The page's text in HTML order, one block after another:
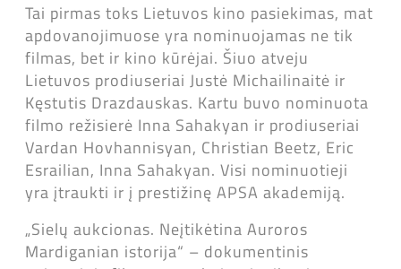
Tai pirmas toks Lietuvos kino pasiekimas, mat
apdovanojimuose yra nominuojamas ne tik
filmas, bet ir kino kūrėjai. Šiuo atveju
Lietuvos prodiuseriai Justė Michailinaitė ir
Kęstutis Drazdauskas. Kartu buvo nominuota
filmo režisierė Inna Sahakyan ir prodiuseriai
Vardan Hovhannisyan, Christian Beetz, Eric
Esrailian, Inna Sahakyan. Visi nominuotieji
yra įtraukti ir į prestižinę APSA akademiją.
„Sielų aukcionas. Neįtikėtina Auroros
Mardiganian istorija“ – dokumentinis